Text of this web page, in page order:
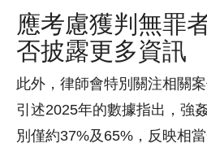
應考慮獲判無罪
否披露更多資訊
此外，律師會特別關注相關
引述2025年的數據指出，強
別僅約37%及65%，反映相